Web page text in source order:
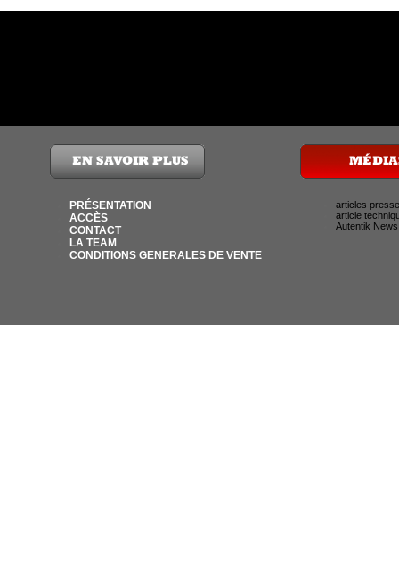
PRÉSENTATION
ACCÈS
CONTACT
LA TEAM
CONDITIONS GENERALES DE VENTE
articles presse
article
Autentik News